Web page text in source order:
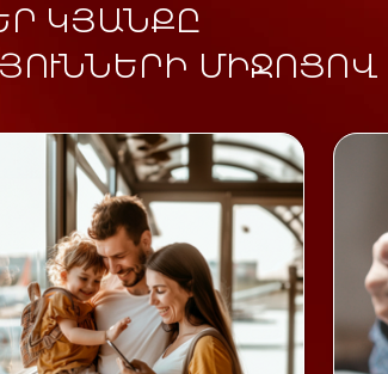
ԿՅԱՆՔԸ
ՄԻՋՈՑՈՎ